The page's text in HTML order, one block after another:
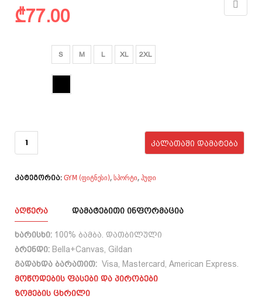
₾77.00
S M L XL 2XL
რაოდენობა:
Yeah buddy! -
ᲙᲐᲚᲐᲗᲐᲨᲘ ᲓᲐᲛᲐᲢᲔᲑᲐ
კატეგორია: GYM (ფიტნესი),სპორტი,ჰუდი
ᲐᲦᲬᲔᲠᲐ ᲓᲐᲛᲐᲢᲔᲑᲘᲗᲘ ᲘᲜᲤᲝᲠᲛᲐᲪᲘᲐ
ხარისხი: 100% ბამბა. დათბილული
ბრენდი: Bella+Canvas, Gildan
გადახდა ბარათით: Visa, Mastercard, American Express.
მოწოდების ფასები და პირობები
ზომების ცხრილი